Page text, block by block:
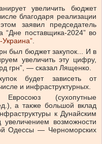
увеличить бюджет
благодаря реализации
заявил председатель
поставщика-2024” во
.
был бюджет закупок... И в
увеличить эту цифру,
грн”, — сказал Лященко.
будет зависеть от
и инфраструктурных.
(сухопутные
а также большой вклад
к Дунайским
возможности
Одессы — Черноморских